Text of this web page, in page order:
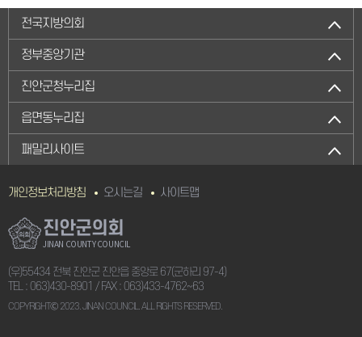
전국지방의회
정부중앙기관
진안군청누리집
읍면동누리집
패밀리사이트
개인정보처리방침 오시는길 사이트맵
진안군의회
JINAN COUNTY COUNCIL
(우)55434 전북 진안군 진안읍 중앙로 67(군하리 97-4)
TEL : 063)430-8901 / FAX : 063)433-4762~63
COPYRIGHTⒸ 2023. JINAN COUNCIL. ALL RIGHTS RESERVED.